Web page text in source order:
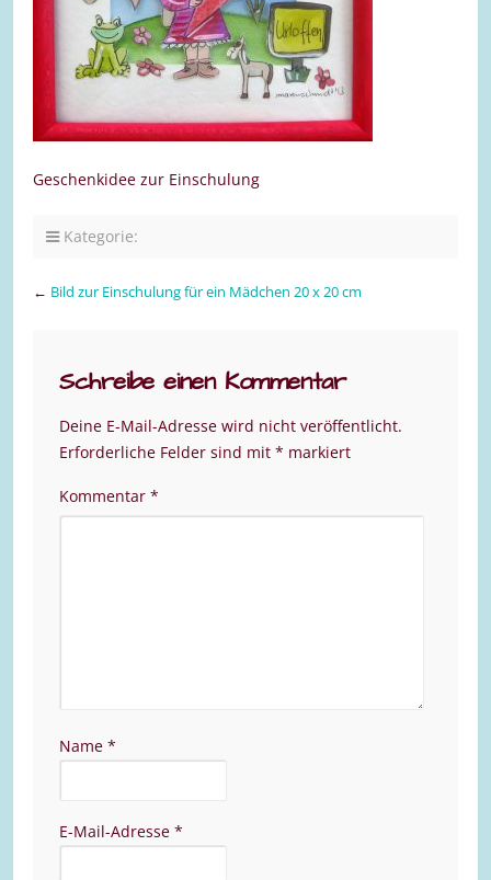
Geschenkidee zur Einschulung
Kategorie:
← Bild zur Einschulung für ein Mädchen 20 x 20 cm
Schreibe einen Kommentar
Deine E-Mail-Adresse wird nicht veröffentlicht.
Erforderliche Felder sind mit * markiert
Kommentar *
Name *
E-Mail-Adresse *